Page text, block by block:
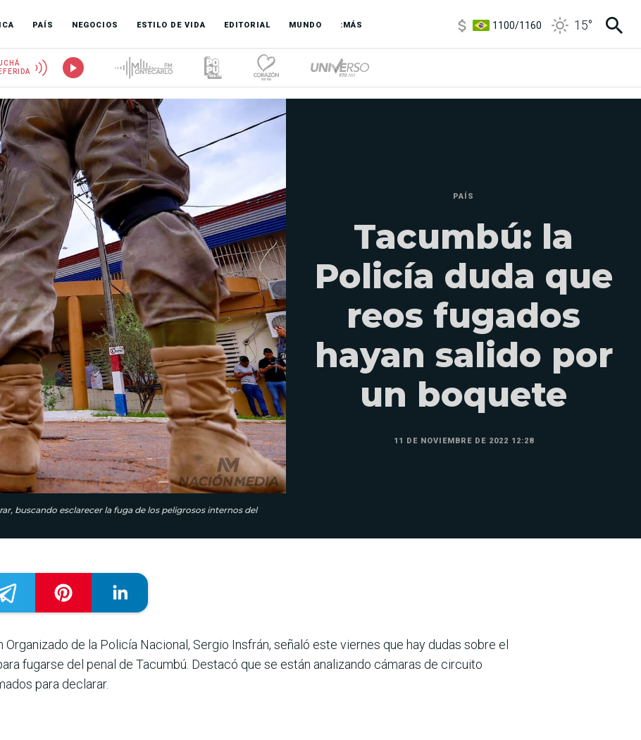
PAÍS NEGOCIOS ESTILO DE VIDA EDITORIAL MUNDO :MÁS
3,8/4
15°
buscando esclarecer la fuga de los peligrosos internos del
PAÍS
Tacumbú: la
Policía duda que
reos fugados
hayan salido por
un boquete
11 DE NOVIEMBRE DE 2022 12:28
de la Policía Nacional, Sergio Insfrán, señaló este viernes que hay dudas sobre el
fugarse del penal de Tacumbú. Destacó que se están analizando cámaras de circuito
para declarar.